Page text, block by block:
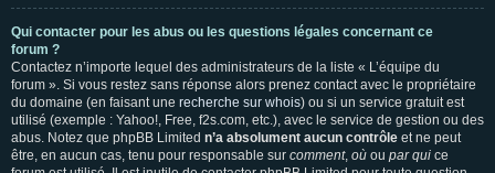
Qui contacter pour les abus ou les questions légales concernant ce
forum ?
Contactez n’importe lequel des administrateurs de la liste « L’équipe du
forum ». Si vous restez sans réponse alors prenez contact avec le propriétaire
du domaine (en faisant une recherche sur whois) ou si un service gratuit est
utilisé (exemple : Yahoo!, Free, f2s.com, etc.), avec le service de gestion ou des
abus. Notez que phpBB Limited n’a absolument aucun contrôle et ne peut
être, en aucun cas, tenu pour responsable sur comment, où ou par qui ce